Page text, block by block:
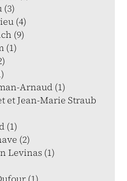
(4)
(9)
(1)
Arnaud (1)
et Jean-Marie Straub
(1)
(2)
Levinas (1)